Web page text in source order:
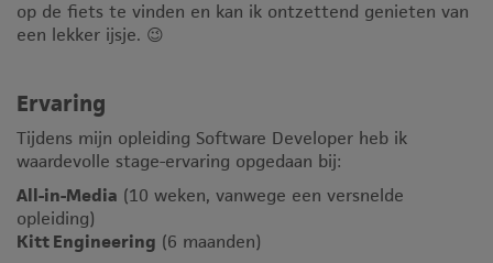
op de fiets te vinden en kan ik ontzettend genieten van
een lekker ijsje. 😉
Ervaring
Tijdens mijn opleiding Software Developer heb ik
waardevolle stage-ervaring opgedaan bij:
All-in-Media (10 weken, vanwege een versnelde
opleiding)
Kitt Engineering (6 maanden)